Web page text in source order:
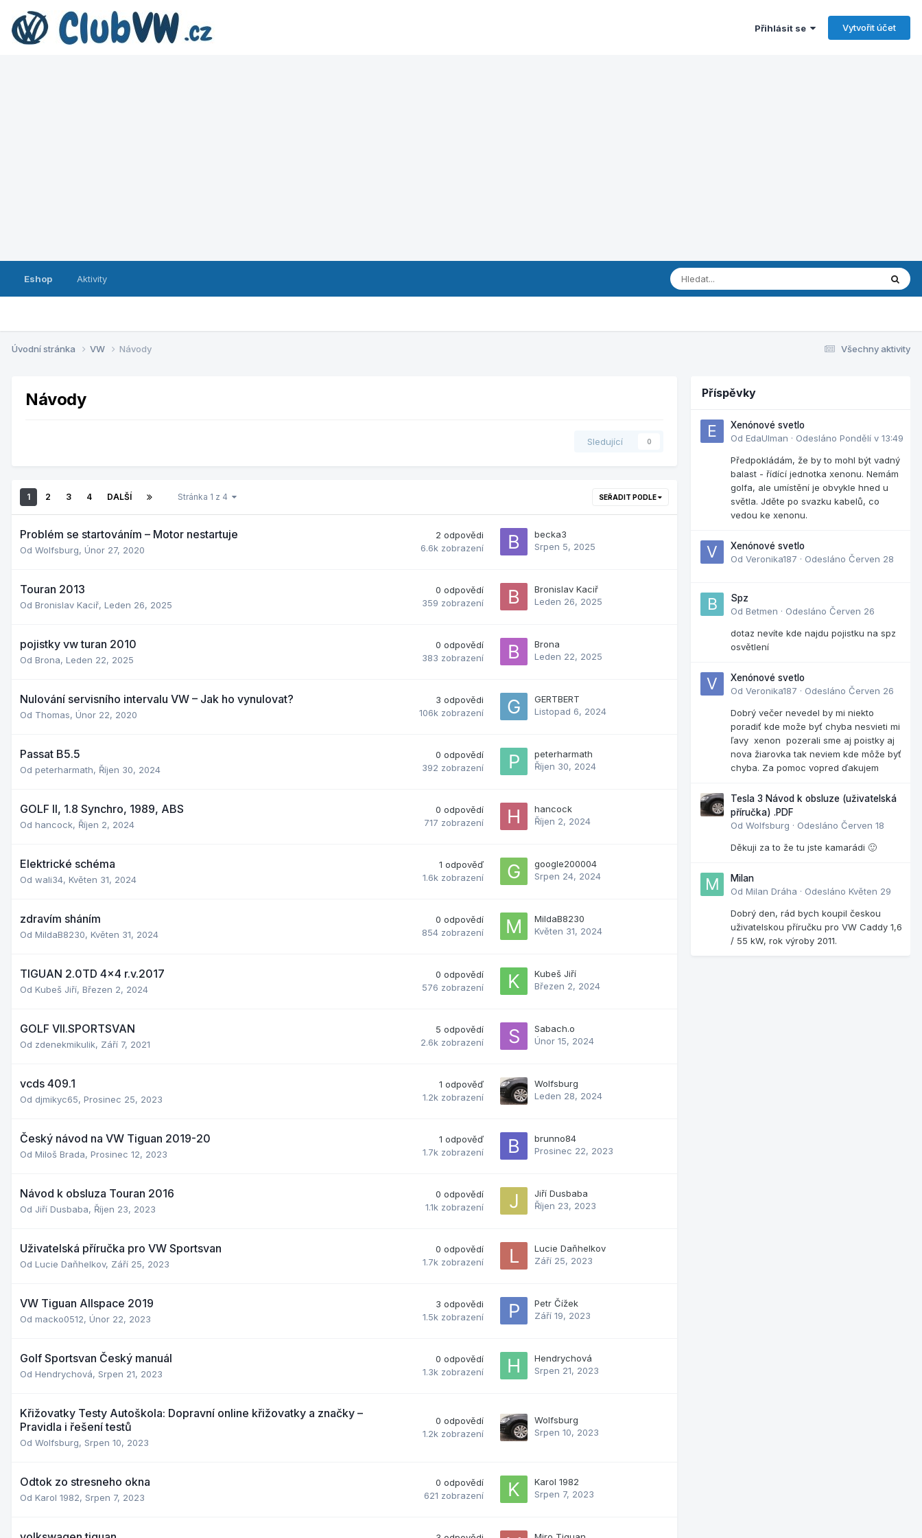
Přihlásit se Vytvořit účet
Eshop Aktivity
Všechny aktivity
Úvodní stránka VW Návody
Návody
Sledující 0
SEŘADIT PODLE
1 2 3 4 DALŠÍ Stránka 1 z 4
Problém se startováním – Motor nestartuje
Od Wolfsburg, Únor 27, 2020
2 odpovědi
6.6k zobrazení
becka3
Srpen 5, 2025
Touran 2013
Od Bronislav Kaciř, Leden 26, 2025
0 odpovědí
359 zobrazení
Bronislav Kaciř
Leden 26, 2025
pojistky vw turan 2010
Od Brona, Leden 22, 2025
0 odpovědí
383 zobrazení
Brona
Leden 22, 2025
Nulování servisního intervalu VW – Jak ho vynulovat?
Od Thomas, Únor 22, 2020
3 odpovědi
106k zobrazení
GERTBERT
Listopad 6, 2024
Passat B5.5
Od peterharmath, Říjen 30, 2024
0 odpovědí
392 zobrazení
peterharmath
Říjen 30, 2024
GOLF II, 1.8 Synchro, 1989, ABS
Od hancock, Říjen 2, 2024
0 odpovědí
717 zobrazení
hancock
Říjen 2, 2024
Elektrické schéma
Od wali34, Květen 31, 2024
1 odpověď
1.6k zobrazení
google200004
Srpen 24, 2024
zdravím sháním
Od MildaB8230, Květen 31, 2024
0 odpovědí
854 zobrazení
MildaB8230
Květen 31, 2024
TIGUAN 2.0TD 4x4 r.v.2017
Od Kubeš Jiří, Březen 2, 2024
0 odpovědí
576 zobrazení
Kubeš Jiří
Březen 2, 2024
GOLF VII.SPORTSVAN
Od zdenekmikulik, Září 7, 2021
5 odpovědí
2.6k zobrazení
Sabach.o
Únor 15, 2024
vcds 409.1
Od djmikyc65, Prosinec 25, 2023
1 odpověď
1.2k zobrazení
Wolfsburg
Leden 28, 2024
Český návod na VW Tiguan 2019-20
Od Miloš Brada, Prosinec 12, 2023
1 odpověď
1.7k zobrazení
brunno84
Prosinec 22, 2023
Návod k obsluza Touran 2016
Od Jiří Dusbaba, Říjen 23, 2023
0 odpovědí
1.1k zobrazení
Jiří Dusbaba
Říjen 23, 2023
Uživatelská příručka pro VW Sportsvan
Od Lucie Daňhelkov, Září 25, 2023
0 odpovědí
1.7k zobrazení
Lucie Daňhelkov
Září 25, 2023
VW Tiguan Allspace 2019
Od macko0512, Únor 22, 2023
3 odpovědi
1.5k zobrazení
Petr Čížek
Září 19, 2023
Golf Sportsvan Český manuál
Od Hendrychová, Srpen 21, 2023
0 odpovědí
1.3k zobrazení
Hendrychová
Srpen 21, 2023
Křižovatky Testy Autoškola: Dopravní online křižovatky a značky –
Pravidla i řešení testů
Od Wolfsburg, Srpen 10, 2023
0 odpovědí
1.2k zobrazení
Wolfsburg
Srpen 10, 2023
Odtok zo stresneho okna
Od Karol 1982, Srpen 7, 2023
0 odpovědí
621 zobrazení
Karol 1982
Srpen 7, 2023
Příspěvky
Xenónové svetlo
Od EdaUlman · Odesláno Pondělí v 13:49
Předpokládám, že by to mohl být vadný
balast - řídící jednotka xenonu. Nemám
golfa, ale umístění je obvykle hned u
světla. Jděte po svazku kabelů, co
vedou ke xenonu.
Xenónové svetlo
Od Veronika187 · Odesláno Červen 28
Spz
Od Betmen · Odesláno Červen 26
dotaz nevíte kde najdu pojistku na spz
osvětlení
Xenónové svetlo
Od Veronika187 · Odesláno Červen 26
Dobrý večer nevedel by mi niekto
poradiť kde može byť chyba nesvieti mi
ľavy xenon pozerali sme aj poistky aj
nova žiarovka tak neviem kde môže byť
chyba. Za pomoc vopred ďakujem
Tesla 3 Návod k obsluze (uživatelská
příručka) .PDF
Od Wolfsburg · Odesláno Červen 18
Děkuji za to že tu jste kamarádi 🙂
Milan
Od Milan Dráha · Odesláno Květen 29
Dobrý den, rád bych koupil českou
uživatelskou příručku pro VW Caddy 1,6
/ 55 kW, rok výroby 2011.